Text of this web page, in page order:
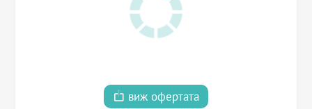
виж офертата